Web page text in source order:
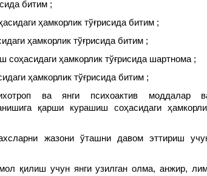
битим ;
ҳамкорлик тўғрисида битим ;
ҳамкорлик тўғрисида битим ;
ҳамкорлик тўғрисида шартнома ;
ҳамкорлик тўғрисида битим ;
ва янги психоактив моддалар
қарши курашиш соҳасидаги
жазони ўташни давом эттириш
қилиш учун янги узилган олма, анжир,